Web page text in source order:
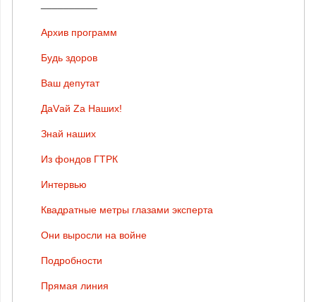
Архив программ
Будь здоров
Ваш депутат
ДаVай Zа Наших!
Знай наших
Из фондов ГТРК
Интервью
Квадратные метры глазами эксперта
Они выросли на войне
Подробности
Прямая линия